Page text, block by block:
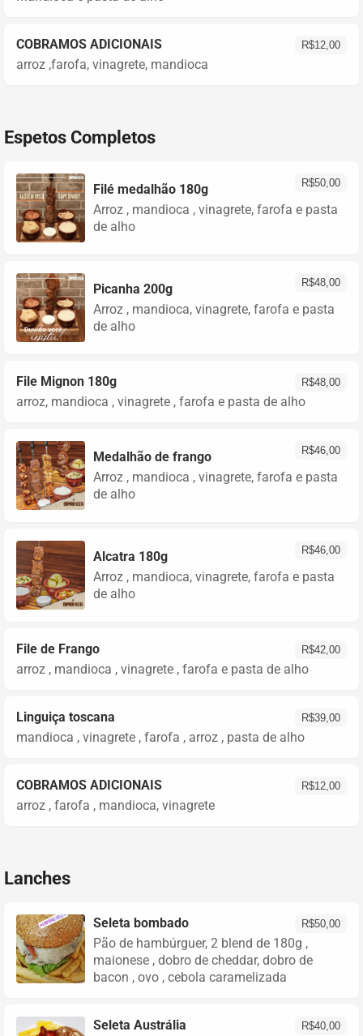
R$12,00
COBRAMOS ADICIONAIS
arroz ,farofa, vinagrete, mandioca
Espetos Completos
R$50,00
Filé medalhão 180g
Arroz , mandioca , vinagrete, farofa e pasta
de alho
R$48,00
Picanha 200g
Arroz , mandioca, vinagrete, farofa e pasta
de alho
R$48,00
File Mignon 180g
arroz, mandioca , vinagrete , farofa e pasta de alho
R$46,00
Medalhão de frango
Arroz , mandioca , vinagrete, farofa e pasta
de alho
R$46,00
Alcatra 180g
Arroz , mandioca, vinagrete, farofa e pasta
de alho
R$42,00
File de Frango
arroz , mandioca , vinagrete , farofa e pasta de alho
R$39,00
Linguiça toscana
mandioca , vinagrete , farofa , arroz , pasta de alho
R$12,00
COBRAMOS ADICIONAIS
arroz , farofa , mandioca, vinagrete
Lanches
R$50,00
Seleta bombado
Pão de hambúrguer, 2 blend de 180g ,
maionese , dobro de cheddar, dobro de
bacon , ovo , cebola caramelizada
R$40,00
Seleta Austrália